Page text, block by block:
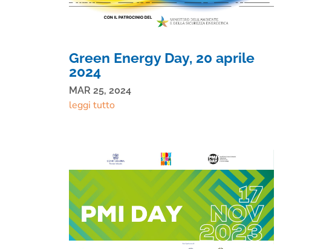
Green Energy Day, 20 aprile
2024
MAR 25, 2024
leggi tutto